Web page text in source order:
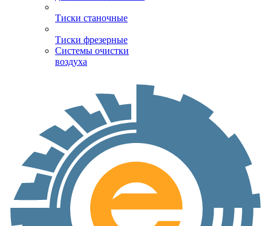
Тиски станочные
Тиски фрезерные
Системы очистки
воздуха